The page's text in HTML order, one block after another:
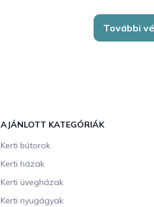
További
AJÁNLOTT KATEGÓRIÁK
Kerti bútorok
Kerti házak
Kerti üvegházak
Kerti nyugágyak